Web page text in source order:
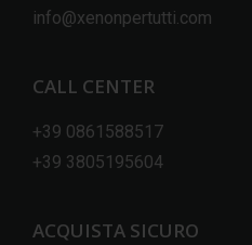
info@xenonpertutti.com
CALL CENTER
+39 0861588517
+39 3805195604
ACQUISTA SICURO